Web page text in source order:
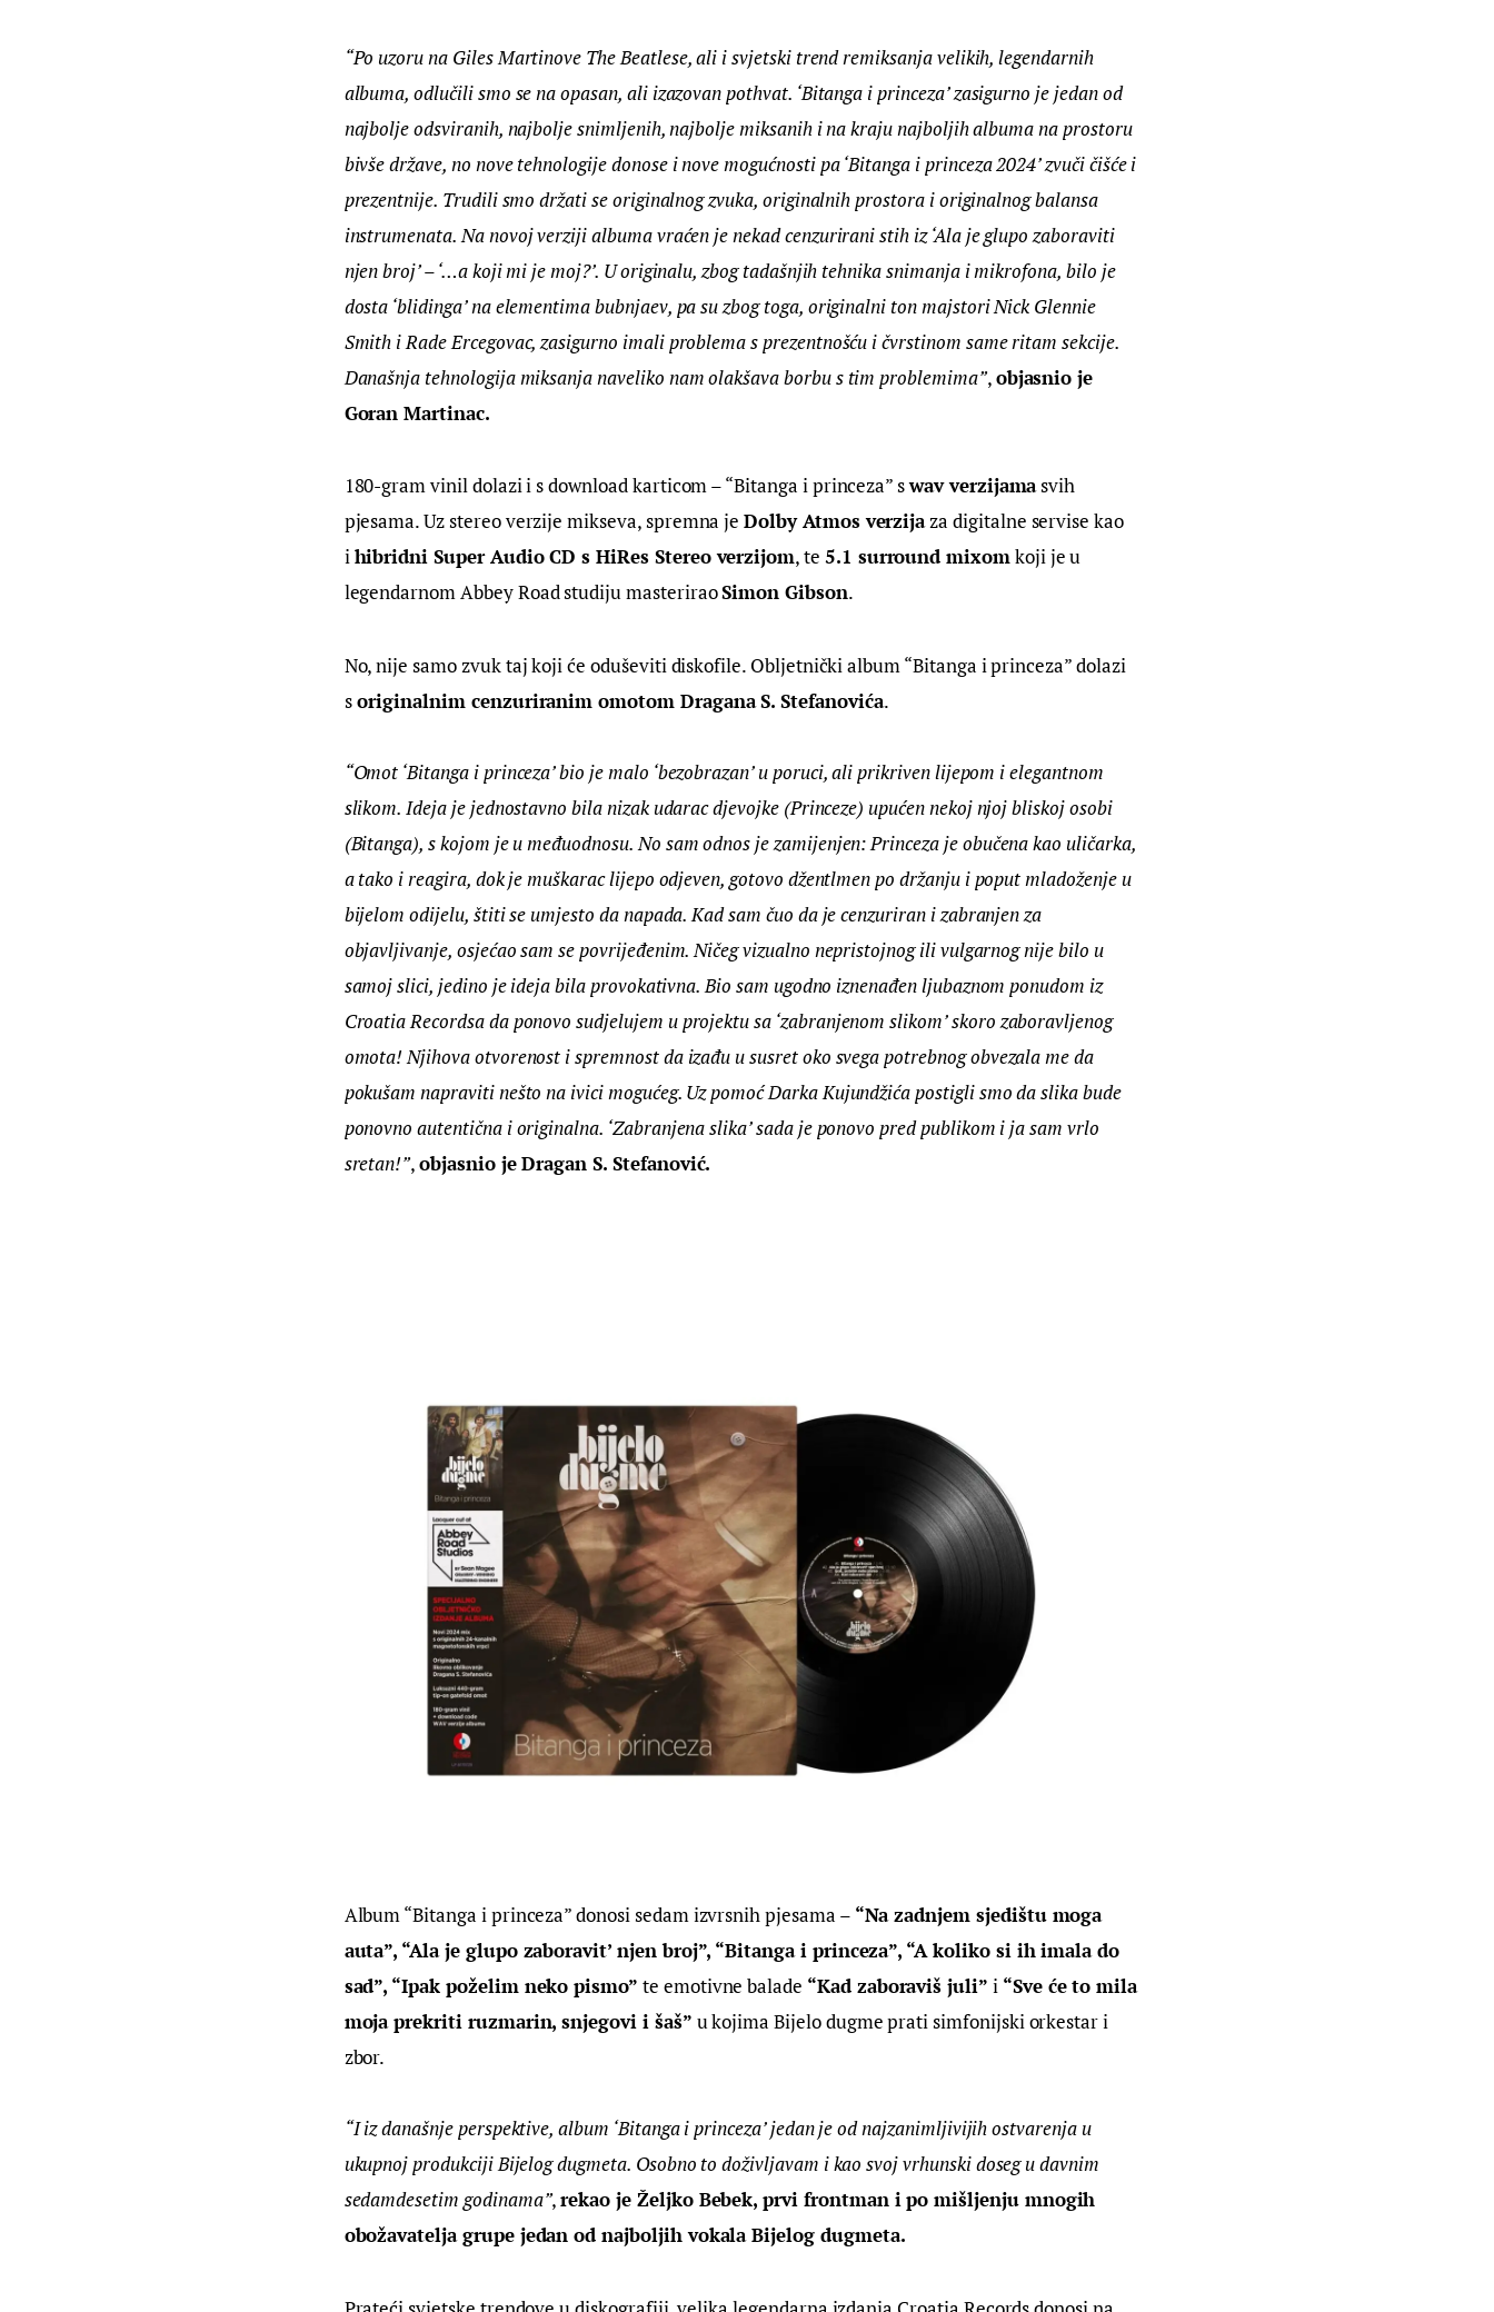
“Po uzoru na Giles Martinove The Beatlese, ali i svjetski trend remiksanja velikih, legendarnih
albuma, odlučili smo se na opasan, ali izazovan pothvat. ‘Bitanga i princeza’ zasigurno je jedan od
najbolje odsviranih, najbolje snimljenih, najbolje miksanih i na kraju najboljih albuma na prostoru
bivše države, no nove tehnologije donose i nove mogućnosti pa ‘Bitanga i princeza 2024’ zvuči čišće i
prezentnije. Trudili smo držati se originalnog zvuka, originalnih prostora i originalnog balansa
instrumenata. Na novoj verziji albuma vraćen je nekad cenzurirani stih iz ‘Ala je glupo zaboraviti
njen broj’ – ‘…a koji mi je moj?’. U originalu, zbog tadašnjih tehnika snimanja i mikrofona, bilo je
dosta ‘blidinga’ na elementima bubnjaev, pa su zbog toga, originalni ton majstori Nick Glennie
Smith i Rade Ercegovac, zasigurno imali problema s prezentnošću i čvrstinom same ritam sekcije.
Današnja tehnologija miksanja naveliko nam olakšava borbu s tim problemima”, objasnio je
Goran Martinac.
180-gram vinil dolazi i s download karticom – “Bitanga i princeza” s wav verzijama svih
pjesama. Uz stereo verzije mikseva, spremna je Dolby Atmos verzija za digitalne servise kao
i hibridni Super Audio CD s HiRes Stereo verzijom, te 5.1 surround mixom koji je u
legendarnom Abbey Road studiju masterirao Simon Gibson.
No, nije samo zvuk taj koji će oduševiti diskofile. Obljetnički album “Bitanga i princeza” dolazi
s originalnim cenzuriranim omotom Dragana S. Stefanovića.
“Omot ‘Bitanga i princeza’ bio je malo ‘bezobrazan’ u poruci, ali prikriven lijepom i elegantnom
slikom. Ideja je jednostavno bila nizak udarac djevojke (Princeze) upućen nekoj njoj bliskoj osobi
(Bitanga), s kojom je u međuodnosu. No sam odnos je zamijenjen: Princeza je obučena kao uličarka,
a tako i reagira, dok je muškarac lijepo odjeven, gotovo džentlmen po držanju i poput mladoženje u
bijelom odijelu, štiti se umjesto da napada. Kad sam čuo da je cenzuriran i zabranjen za
objavljivanje, osjećao sam se povrijeđenim. Ničeg vizualno nepristojnog ili vulgarnog nije bilo u
samoj slici, jedino je ideja bila provokativna. Bio sam ugodno iznenađen ljubaznom ponudom iz
Croatia Recordsa da ponovo sudjelujem u projektu sa ‘zabranjenom slikom’ skoro zaboravljenog
omota! Njihova otvorenost i spremnost da izađu u susret oko svega potrebnog obvezala me da
pokušam napraviti nešto na ivici mogućeg. Uz pomoć Darka Kujundžića postigli smo da slika bude
ponovno autentična i originalna. ‘Zabranjena slika’ sada je ponovo pred publikom i ja sam vrlo
sretan!”, objasnio je Dragan S. Stefanović.
Album “Bitanga i princeza” donosi sedam izvrsnih pjesama – “Na zadnjem sjedištu moga
auta”, “Ala je glupo zaboravit’ njen broj”, “Bitanga i princeza”, “A koliko si ih imala do
sad”, “Ipak poželim neko pismo” te emotivne balade “Kad zaboraviš juli” i “Sve će to mila
moja prekriti ruzmarin, snjegovi i šaš” u kojima Bijelo dugme prati simfonijski orkestar i
zbor.
“I iz današnje perspektive, album ‘Bitanga i princeza’ jedan je od najzanimljivijih ostvarenja u
ukupnoj produkciji Bijelog dugmeta. Osobno to doživljavam i kao svoj vrhunski doseg u davnim
sedamdesetim godinama”, rekao je Željko Bebek, prvi frontman i po mišljenju mnogih
obožavatelja grupe jedan od najboljih vokala Bijelog dugmeta.